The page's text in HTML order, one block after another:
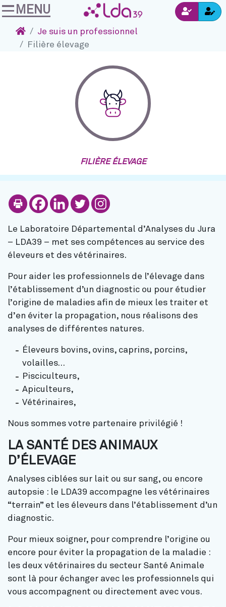
Accéder au contenu
Connexion
MENU
AccueilJe suis un professionnel
Filière élevage
FILIÈRE ÉLEVAGE
Imprimer
Partager sur Facebook
Partager sur
Partager sur
Partager sur
Le Laboratoire Départemental d’Analyses du Jura
– LDA39 – met ses compétences au service des
éleveurs et des vétérinaires.
Pour aider les professionnels de l’élevage dans
l’établissement d’un diagnostic ou pour étudier
l’origine de maladies afin de mieux les traiter et
d’en éviter la propagation, nous réalisons des
analyses de différentes natures.
Éleveurs bovins, ovins, caprins, porcins,
volailles…
Pisciculteurs,
Apiculteurs,
Vétérinaires,
Nous sommes votre partenaire privilégié !
LA SANTÉ DES ANIMAUX
D’ÉLEVAGE
Analyses ciblées sur lait ou sur sang, ou encore
autopsie : le LDA39 accompagne les vétérinaires
“terrain” et les éleveurs dans l’établissement d’un
diagnostic.
Pour mieux soigner, pour comprendre l’origine ou
encore pour éviter la propagation de la maladie :
les deux vétérinaires du secteur Santé Animale
sont là pour échanger avec les professionnels qui
vous accompagnent ou directement avec vous.